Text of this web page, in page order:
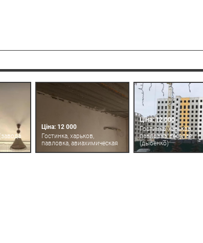
Ціна: 12 000
Гостинка, харьков,
павловка, авиахимическая
Ціна: 12 000
Гостинка, харьков,
павловка, веселая
(дыбенко)